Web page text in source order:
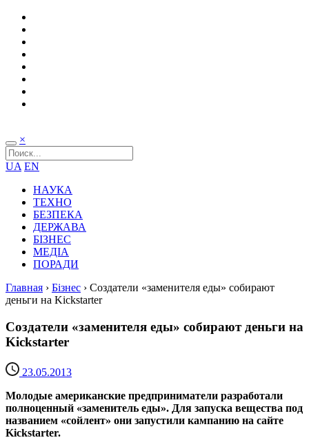
×
UA EN
НАУКА
ТЕХНО
БЕЗПЕКА
ДЕРЖАВА
БІЗНЕС
МЕДІА
ПОРАДИ
Главная › Бізнес › Создатели «заменителя еды» собирают
деньги на Kickstarter
Создатели «заменителя еды» собирают деньги на
Kickstarter
23.05.2013
Молодые американские предприниматели разработали
полноценный «заменитель еды». Для запуска вещества под
названием «сойлент» они запустили кампанию на сайте
Kickstarter.